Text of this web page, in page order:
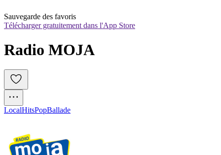
Sauvegarde des favoris
Télécharger gratuitement dans l'App Store
Radio MOJA
LocalHitsPopBallade